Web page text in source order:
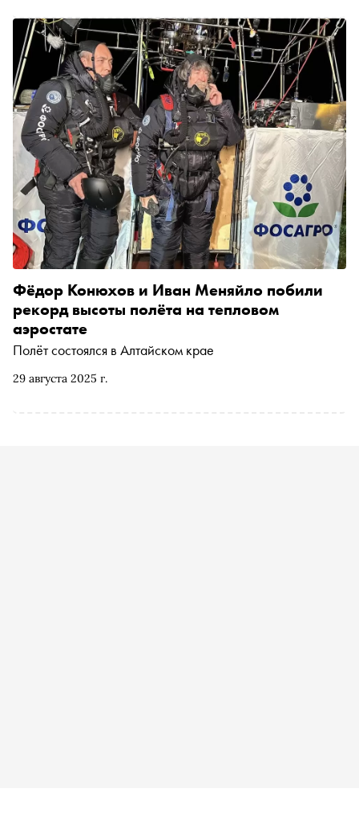
29 августа 2025 г.
Фёдор Конюхов и Иван Меняйло побили
рекорд высоты полёта на тепловом
аэростате
Полёт состоялся в Алтайском крае